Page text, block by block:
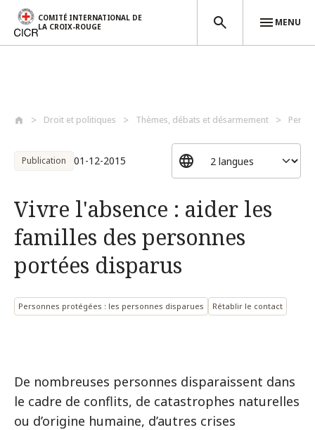
COMITÉ INTERNATIONAL DE
LA CROIX-ROUGE
MENU
Droit et politiques Thèmes, débats et désarmement
Publication 01-12-2015
Vivre l'absence : aider les
familles des personnes
portées disparus
Personnes protégées : les personnes disparues Rétablir le contact
De nombreuses personnes disparaissent dans
le cadre de conflits, de catastrophes naturelles
ou d’origine humaine, d’autres crises